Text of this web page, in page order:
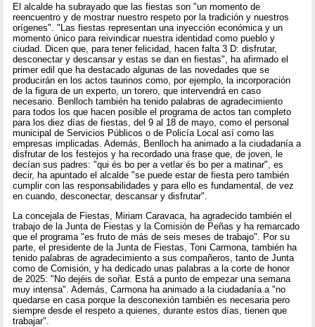
El alcalde ha subrayado que las fiestas son "un momento de
reencuentro y de mostrar nuestro respeto por la tradición y nuestros
orígenes". "Las fiestas representan una inyección económica y un
momento único para reivindicar nuestra identidad como pueblo y
ciudad. Dicen que, para tener felicidad, hacen falta 3 D: disfrutar,
desconectar y descansar y estas se dan en fiestas", ha afirmado el
primer edil que ha destacado algunas de las novedades que se
producirán en los actos taurinos como, por ejemplo, la incorporación
de la figura de un experto, un torero, que intervendrá en caso
necesario. Benlloch también ha tenido palabras de agradecimiento
para todos los que hacen posible el programa de actos tan completo
para los diez días de fiestas, del 9 al 18 de mayo, como el personal
municipal de Servicios Públicos o de Policía Local así como las
empresas implicadas. Además, Benlloch ha animado a la ciudadanía a
disfrutar de los festejos y ha recordado una frase que, de joven, le
decían sus padres: "qui és bo per a vetlar és bo per a matinar", es
decir, ha apuntado el alcalde "se puede estar de fiesta pero también
cumplir con las responsabilidades y para ello es fundamental, de vez
en cuando, desconectar, descansar y disfrutar".
La concejala de Fiestas, Miriam Caravaca, ha agradecido también el
trabajo de la Junta de Fiestas y la Comisión de Peñas y ha remarcado
que el programa "es fruto de más de seis meses de trabajo". Por su
parte, el presidente de la Junta de Fiestas, Toni Carmona, también ha
tenido palabras de agradecimiento a sus compañeros, tanto de Junta
como de Comisión, y ha dedicado unas palabras a la corte de honor
de 2025: "No dejéis de soñar. Está a punto de empezar una semana
muy intensa". Además, Carmona ha animado a la ciudadanía a "no
quedarse en casa porque la desconexión también es necesaria pero
siempre desde el respeto a quienes, durante estos días, tienen que
trabajar".